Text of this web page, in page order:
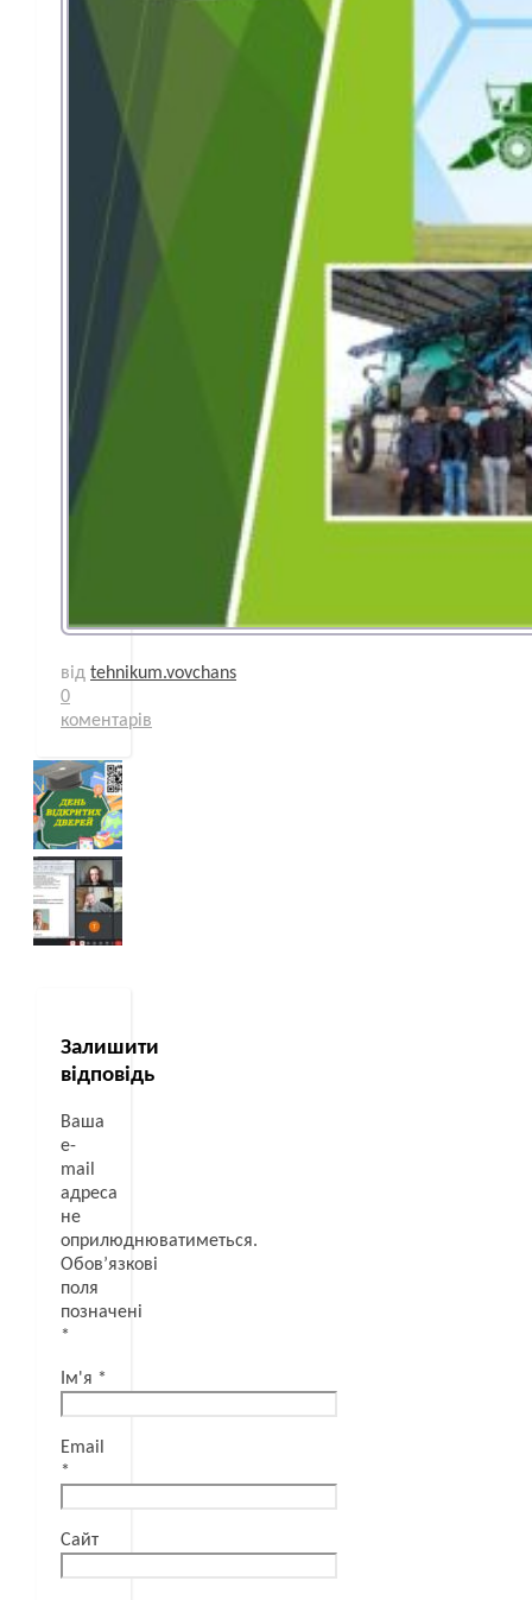
від tehnikum.vovchans
0
коментарів
Залишити
відповідь
Ваша
e-
mail
адреса
не
оприлюднюватиметься.
Обов’язкові
поля
позначені
*
Ім'я *
Email
*
Сайт